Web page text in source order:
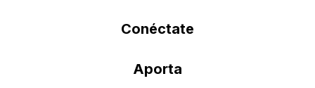
Conéctate
Aporta